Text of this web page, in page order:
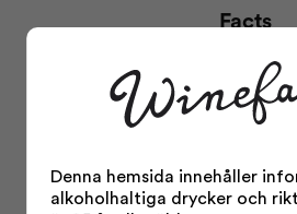
Facts
Smaklåda:
Distrikt:
Storlek:
Denna hemsida innehåller
alkoholhaltiga drycker och